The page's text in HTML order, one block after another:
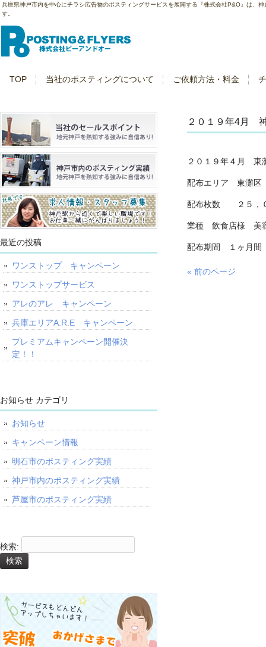
兵庫県神戸市内を中心にチラシ広告物のポスティングサービスを展開する『株式会社P&O』は、
す。
TOP 当社のポスティングについて ご依頼方法・料金
２０１９年4月
２０１９年４月 東
配布エリア 東灘区
配布枚数 ２５，
業種 飲食店様 美
配布期間 １ヶ月間
« 前のページ
最近の投稿
ワンストップ キャンペーン
ワンストップサービス
アレのアレ キャンペーン
兵庫エリアA.R.E キャンペーン
プレミアムキャンペーン開催決
定！！
お知らせ カテゴリ
お知らせ
キャンペーン情報
明石市のポスティング実績
神戸市内のポスティング実績
芦屋市のポスティング実績
検索: